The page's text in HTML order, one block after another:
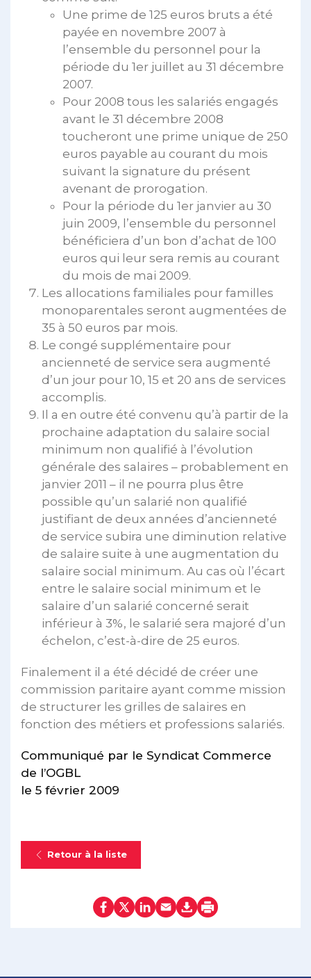
Une prime de 125 euros bruts a été
payée en novembre 2007 à
l’ensemble du personnel pour la
période du 1er juillet au 31 décembre
2007.
Pour 2008 tous les salariés engagés
avant le 31 décembre 2008
toucheront une prime unique de 250
euros payable au courant du mois
suivant la signature du présent
avenant de prorogation.
Pour la période du 1er janvier au 30
juin 2009, l’ensemble du personnel
bénéficiera d’un bon d’achat de 100
euros qui leur sera remis au courant
du mois de mai 2009.
Les allocations familiales pour familles
monoparentales seront augmentées de
35 à 50 euros par mois.
Le congé supplémentaire pour
ancienneté de service sera augmenté
d’un jour pour 10, 15 et 20 ans de services
accomplis.
Il a en outre été convenu qu’à partir de la
prochaine adaptation du salaire social
minimum non qualifié à l’évolution
générale des salaires – probablement en
janvier 2011 – il ne pourra plus être
possible qu’un salarié non qualifié
justifiant de deux années d’ancienneté
de service subira une diminution relative
de salaire suite à une augmentation du
salaire social minimum. Au cas où l’écart
entre le salaire social minimum et le
salaire d’un salarié concerné serait
inférieur à 3%, le salarié sera majoré d’un
échelon, c’est-à-dire de 25 euros.
Finalement il a été décidé de créer une
commission paritaire ayant comme mission
de structurer les grilles de salaires en
fonction des métiers et professions salariés.
Communiqué par le Syndicat Commerce
de l’OGBL
le 5 février 2009
Retour à la liste